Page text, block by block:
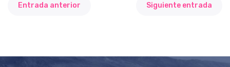
Entrada anterior Siguiente entrada